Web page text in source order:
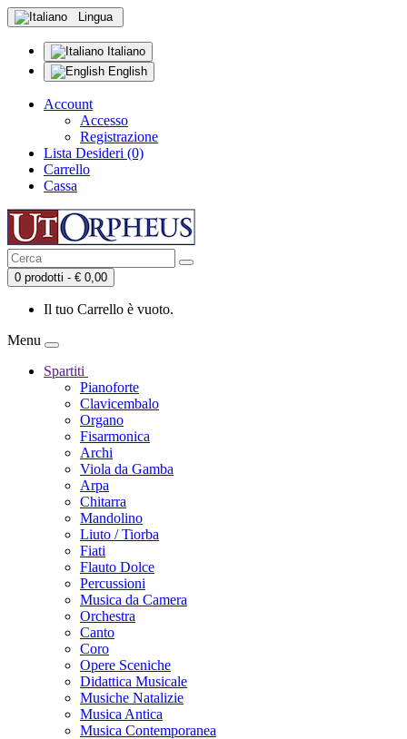
Lingua
Italiano
English
Account
Accesso
Registrazione
Lista Desideri (0)
Carrello
Cassa
0 prodotti - € 0,00
Il tuo Carrello è vuoto.
Menu
Spartiti
Pianoforte
Clavicembalo
Organo
Fisarmonica
Archi
Viola da Gamba
Arpa
Chitarra
Mandolino
Liuto / Tiorba
Fiati
Flauto Dolce
Percussioni
Musica da Camera
Orchestra
Canto
Coro
Opere Sceniche
Didattica Musicale
Musiche Natalizie
Musica Antica
Musica Contemporanea